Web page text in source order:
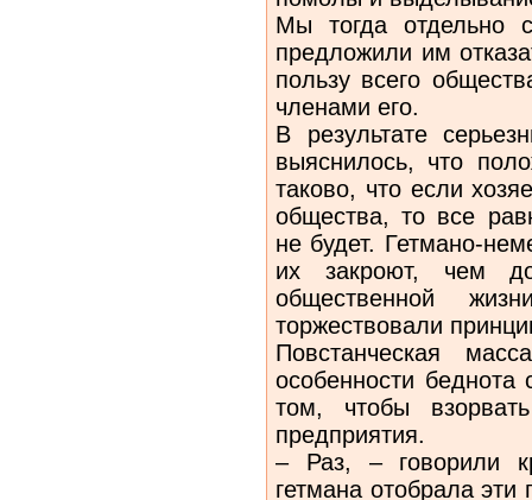
Мы тогда отдельно
предложили им
пользу всего
членами его.
В результате
выяснилось, что
таково, что если
общества, то все
не будет. Гетмано-
их закроют, чем
общественной
торжествовали
Повстанческая
особенности
том, чтобы
предприятия.
– Раз, – говорили
гетмана отобрала эти